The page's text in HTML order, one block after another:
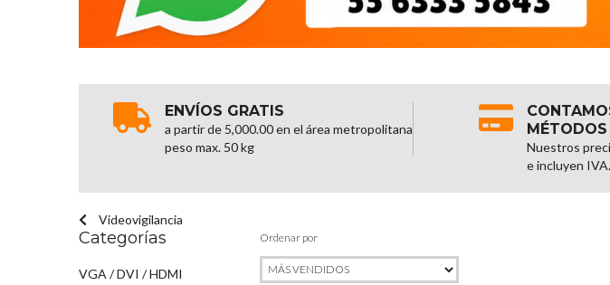
ENVÍOS GRATIS
a partir de 5,000.00 en el área metropolitana
peso max. 50 kg
Nuestros
e incluyen IVA.
Videovigilancia
Categorías
VGA / DVI / HDMI
Ordenar por